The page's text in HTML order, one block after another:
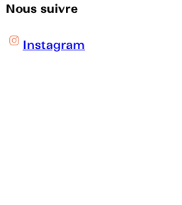
Nous suivre
Instagram